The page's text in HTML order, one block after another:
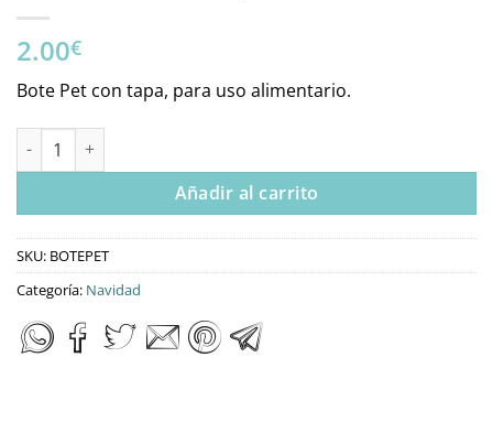
2.00€
Bote Pet con tapa, para uso alimentario.
Bote Pet Con Tapa cantidad
Añadir al carrito
SKU: BOTEPET
Categoría: Navidad